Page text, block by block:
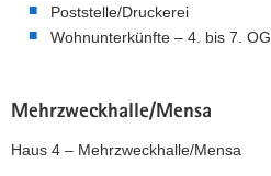
Poststelle/Druckerei
Wohnunterkünfte – 4. bis 7. OG
Mehrzweckhalle/Mensa
Haus 4 – Mehrzweckhalle/Mensa